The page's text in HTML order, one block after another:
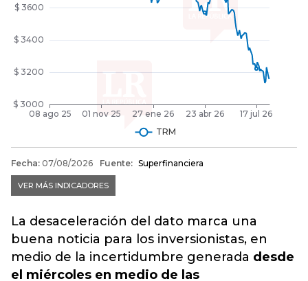
La desaceleración del dato marca una
buena noticia para los inversionistas, en
medio de la incertidumbre generada desde
el miércoles en medio de las